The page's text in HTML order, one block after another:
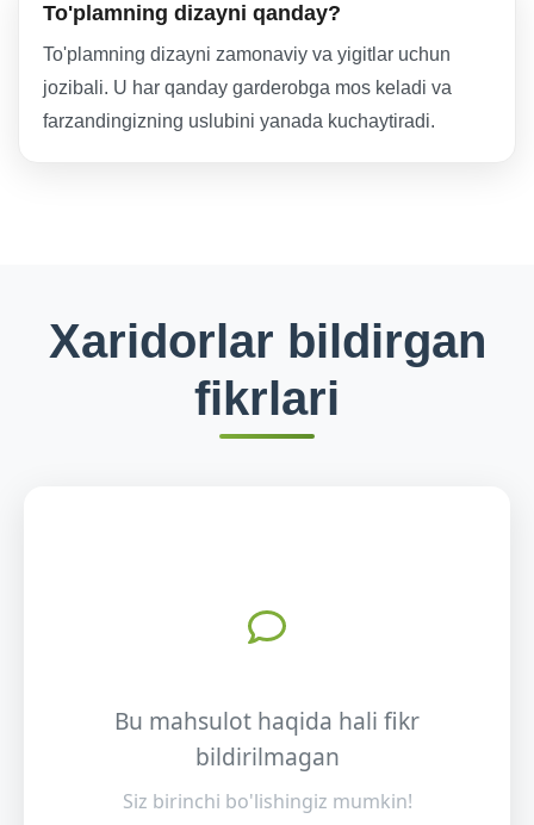
To'plamning dizayni qanday?
To'plamning dizayni zamonaviy va yigitlar uchun
jozibali. U har qanday garderobga mos keladi va
farzandingizning uslubini yanada kuchaytiradi.
Xaridorlar bildirgan
fikrlari
Bu mahsulot haqida hali fikr
bildirilmagan
Siz birinchi bo'lishingiz mumkin!